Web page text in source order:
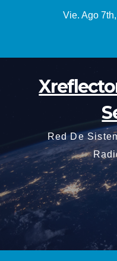
Vie. Ago
Red De